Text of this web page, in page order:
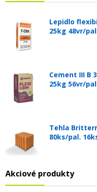
Lepidlo
25kg 48vr/
Cement III B
25kg 56vr/
Tehla
80ks/pal.
Akciové produkty